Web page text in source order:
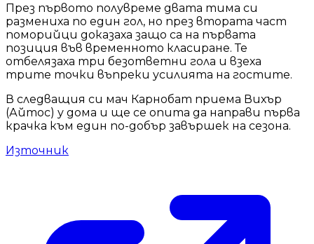
През първото полувреме двата тима си
размениха по един гол, но през втората част
поморийци доказаха защо са на първата
позиция във временното класиране. Те
отбелязаха три безответни гола и взеха
трите точки въпреки усилията на гостите.
В следващия си мач Карнобат приема Вихър
(Айтос) у дома и ще се опита да направи първа
крачка към един по-добър завършек на сезона.
Източник